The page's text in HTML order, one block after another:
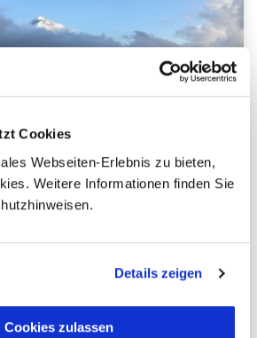
Cookies
Webseiten-Erlebnis zu bieten,
Weitere Informationen finden Sie
Details zeigen
Cookies zulassen
Entspannung
ab 0,00 €
pro Person